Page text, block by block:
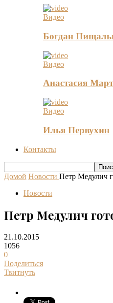
Видео
Богдан
Видео
Анастасия
Видео
Илья Первухин
Контакты
Домой Новости Петр Медулич
Новости
Петр Медулич
21.10.2015
1056
0
Поделиться
Твитнуть